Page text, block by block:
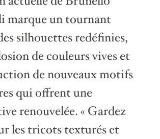
marque un tournant
silhouettes redéfinies,
de couleurs vives et
de nouveaux motifs
qui offrent une
renouvelée. « Gardez
les tricots texturés et